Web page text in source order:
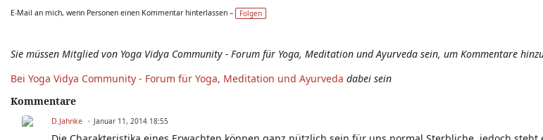
g
E-Mail an mich, wenn Personen einen Kommentar hinterlassen –
Folgen
Sie müssen Mitglied von Yoga Vidya Community - Forum für Yoga, Meditation und Ayurveda sein, um Kommentare
Bei Yoga Vidya Community - Forum für Yoga, Meditation und Ayurveda dabei sein
Kommentare
D.Jahnke Januar 11, 2014 18:55